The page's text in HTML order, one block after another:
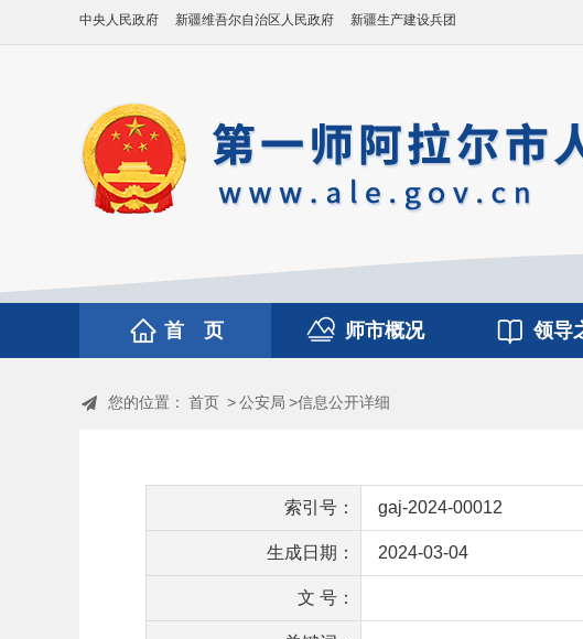
中央人民政府 新疆维吾尔自治区人民政府 新疆生产建设兵团
首 页 师市概况 领导
您的位置： 首页 >公安局 >信息公开详细
索引号： gaj-2024-00012
生成日期： 2024-03-04
文 号：